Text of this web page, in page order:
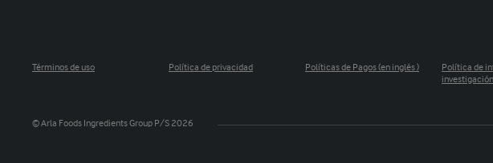
Términos de uso Política de privacidad Políticas de Pagos (en inglés )
Política de
investigación
© Arla Foods Ingredients Group P/S 2026